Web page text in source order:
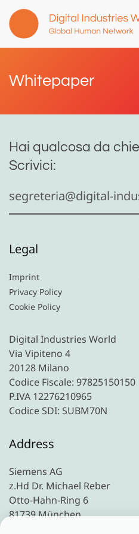
Skip to main content
Whitepaper
Hai qualcosa da
Scrivici:
segreteria@digital-
Legal
Imprint
Privacy Policy
Cookie Policy
Digital Industries World
Via Vipiteno 4
20128 Milano
Codice Fiscale: 97825150150
P.IVA 12276210965
Codice SDI: SUBM70N
Address
Siemens AG
z.Hd Dr. Michael Reber
Otto-Hahn-Ring 6
81739 München